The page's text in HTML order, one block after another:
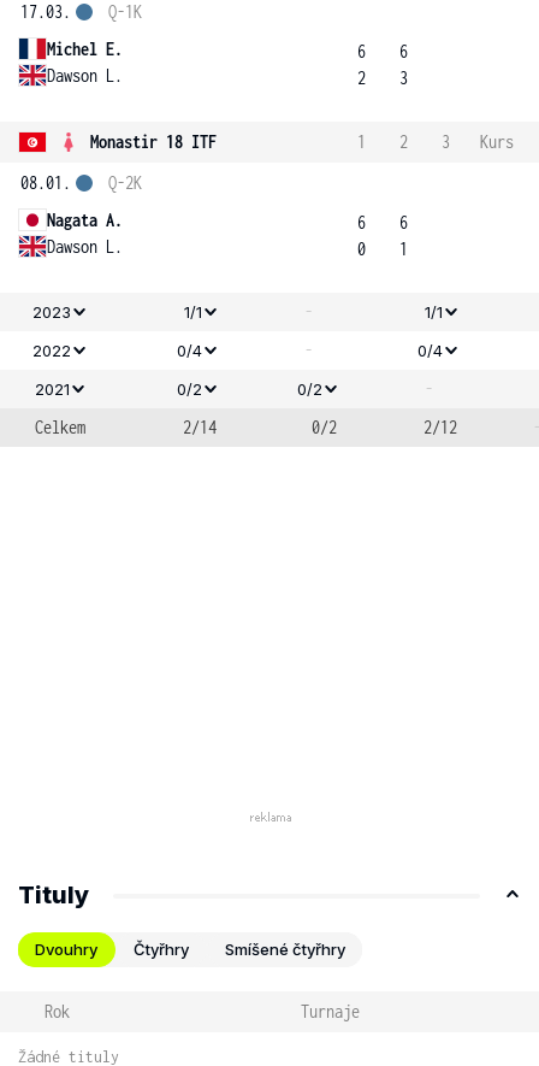
17.03.
Michel E.
Dawson L.
Q-1K
6
2
6
3
Monastir 18 ITF 1 2 3
Kurs
08.01.
Nagata A.
Dawson L.
Q-2K
6
0
6
1
2023 1/1 -
1/1
2022
0/4 -
0/4
2021
0/2 0/2
-
Celkem
2/14 0/2 2/12
Tituly
Dvouhry Čtyřhry Smíšené čtyřhry
Rok Turnaje
Žádné tituly